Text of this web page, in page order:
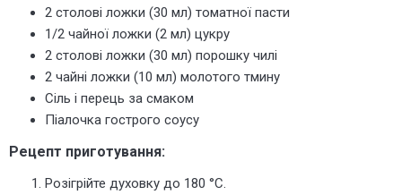
2 столові ложки (30 мл) томатної пасти
1/2 чайної ложки (2 мл) цукру
2 столові ложки (30 мл) порошку чилі
2 чайні ложки (10 мл) молотого тмину
Сіль і перець за смаком
Піалочка гострого соусу
Рецепт приготування:
Розігрійте духовку до 180 °C.